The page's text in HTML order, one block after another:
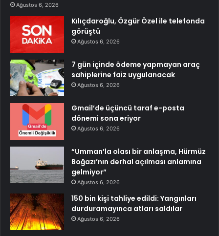
Ağustos 6, 2026
Kılıçdaroğlu, Özgür Özel ile telefonda
görüştü
Ağustos 6, 2026
7 gün içinde ödeme yapmayan araç
sahiplerine faiz uygulanacak
Ağustos 6, 2026
Gmail’de üçüncü taraf e-posta
dönemi sona eriyor
Ağustos 6, 2026
“Umman’la olası bir anlaşma, Hürmüz
Boğazı’nın derhal açılması anlamına
gelmiyor”
Ağustos 6, 2026
150 bin kişi tahliye edildi: Yangınları
durduramayınca atları saldılar
Ağustos 6, 2026